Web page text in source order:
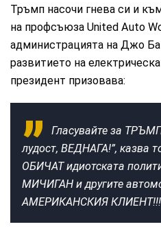
Тръмп насочи гнева си и
на профсъюза United Auto
администрацията на Джо
развитието на
президент призовава:
Гласувайте за
лудост, ВЕДНАГА!”, казва
ОБИЧАТ идиотската
МИЧИГАН и другите
АМЕРИКАНСКИЯ